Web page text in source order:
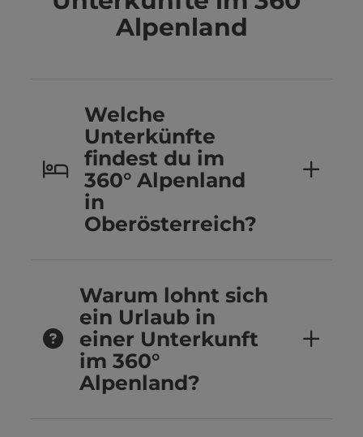
Alpenland
Welche
Unterkünfte
findest du im
360° Alpenland
in
Oberösterreich?
Warum lohnt sich
ein Urlaub in
einer Unterkunft
im 360°
Alpenland?